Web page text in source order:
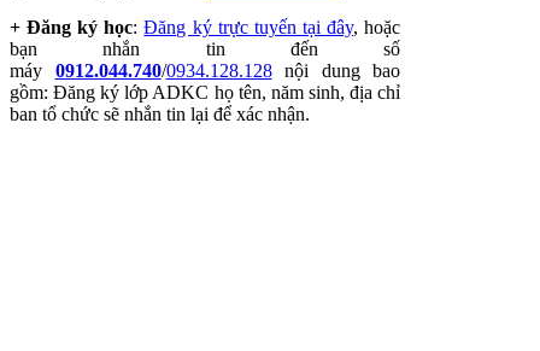
+ Đăng ký học:Đăng ký trực tuyến tại đây, hoặc
bạn nhắn tin đến số
máy 0912.044.740/0934.128.128
nội dung bao
gồm: Đăng ký lớp ADKC họ tên, năm sinh, địa chỉ
ban tổ chức sẽ nhắn tin lại để xác nhận.